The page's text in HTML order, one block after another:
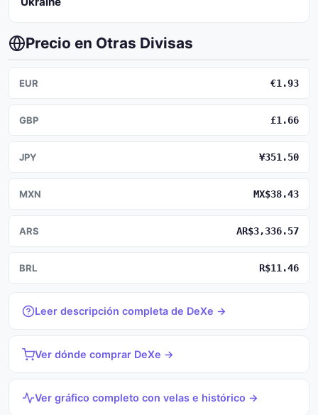
Precio en Otras Divisas
EUR €1.93
GBP £1.66
JPY ¥351.50
MXN MX$38.43
ARS AR$3,336.57
BRL R$11.46
Leer descripción completa de DeXe →
Ver dónde comprar DeXe →
Ver gráfico completo con velas e histórico →